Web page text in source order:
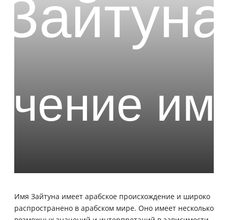
Имя Зайтуна имеет арабское происхождение и широко
распространено в арабском мире. Оно имеет несколько